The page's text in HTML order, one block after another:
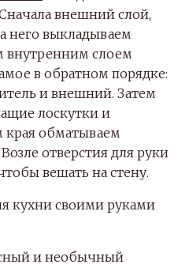
внешний слой,
него выкладываем
внутренним слоем
в обратном порядке:
и внешний. Затем
лоскутки и
края обматываем
отверстия для руки
вешать на стену.
и необычный